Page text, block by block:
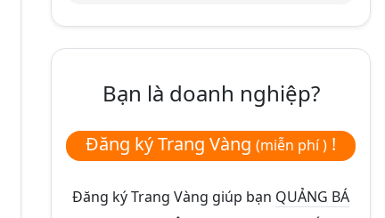
Bạn là doanh nghiệp?
Đăng ký Trang Vàng (miễn phí ) !
Đăng ký Trang Vàng giúp bạn QUẢNG BÁ